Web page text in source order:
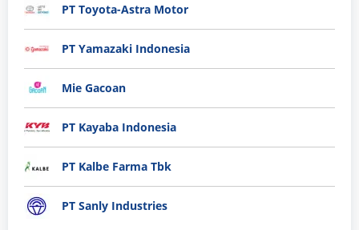
PT Toyota-Astra Motor
PT Yamazaki Indonesia
Mie Gacoan
PT Kayaba Indonesia
PT Kalbe Farma Tbk
PT Sanly Industries